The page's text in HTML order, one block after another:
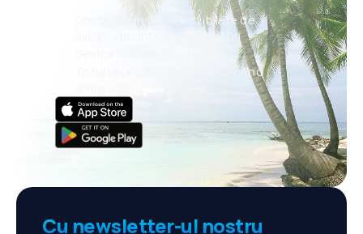
Oferte noi în fiecare zi: bilete de
avion, vacanțe, city break-uri
Totul la un click distanță, oricând
Cu newsletter-ul nostru